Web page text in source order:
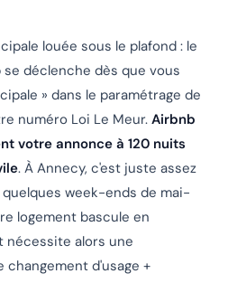
louée sous le plafond : le
déclenche dès que vous
» dans le paramétrage de
numéro Loi Le Meur. Airbnb
votre annonce à 120 nuits
. À Annecy, c'est juste assez
week-ends de mai-
logement bascule en
nécessite alors une
d'usage +